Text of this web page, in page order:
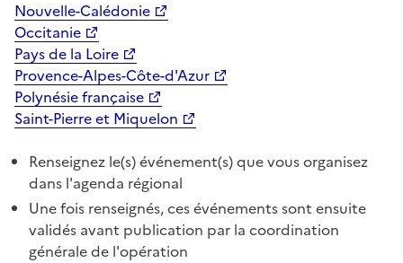
Nouvelle-Calédonie
Occitanie
Pays de la Loire
Provence-Alpes-Côte-d'Azur
Polynésie française
Saint-Pierre et Miquelon
Renseignez le(s) événement(s) que vous organisez
dans l'agenda régional
Une fois renseignés, ces événements sont ensuite
validés avant publication par la coordination
générale de l'opération